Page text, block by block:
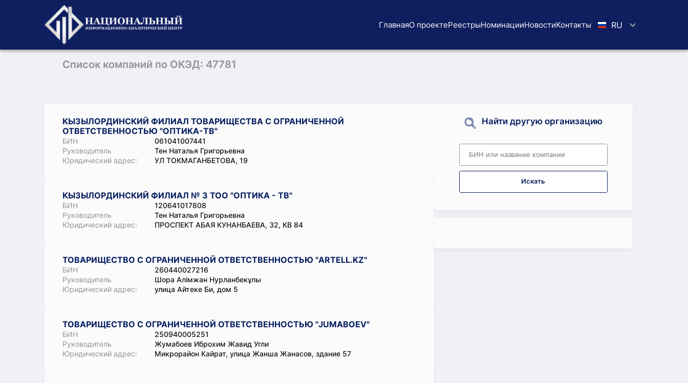
ГлавнаяО проектеРеестрыНоминацииНовостиKoнтaкты RU
Список компаний по ОКЭД: 47781
КЫЗЫЛОРДИНСКИЙ ФИЛИАЛ ТОВАРИЩЕСТВА С ОГРАНИЧЕННОЙ
ОТВЕТСТВЕННОСТЬЮ "ОПТИКА-ТВ"
БИН
061041007441
Руководитель
Тен Наталья Григорьевна
Юридический адрес:
УЛ ТОКМАГАНБЕТОВА, 19
КЫЗЫЛОРДИНСКИЙ ФИЛИАЛ № 3 ТОО "ОПТИКА - ТВ"
БИН
120641017808
Руководитель
Тен Наталья Григорьевна
Юридический адрес:
ПРОСПЕКТ АБАЯ КУНАНБАЕВА, 32, КВ 84
ТОВАРИЩЕСТВО С ОГРАНИЧЕННОЙ ОТВЕТСТВЕННОСТЬЮ "ARTELL.KZ"
БИН
260440027216
Руководитель
Шора Алімжан Нурланбекұлы
Юридический адрес:
улица Айтеке Би, дом 5
ТОВАРИЩЕСТВО С ОГРАНИЧЕННОЙ ОТВЕТСТВЕННОСТЬЮ "JUMABOEV"
БИН
250940005251
Руководитель
Жумабоев Иброхим Жавид Угли
Юридический адрес:
Микрорайон Кайрат, улица Жанша Жанасов, здание 57
Найти другую организацию
Искать